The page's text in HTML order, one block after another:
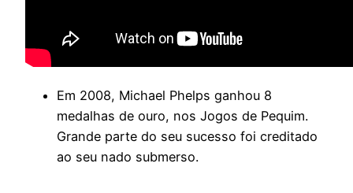
Em 2008, Michael Phelps ganhou 8
medalhas de ouro, nos Jogos de Pequim.
Grande parte do seu sucesso foi creditado
ao seu nado submerso.